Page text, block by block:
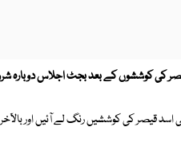
کی کوششوں کے بعد بجٹ اجلاس دوبارہ
قیصر کی کوششیں رنگ لے آئیں اور